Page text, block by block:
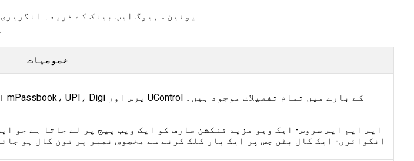
یونین سہیوگ ایپ بینک کے ذریعہ
خصوصیات
ایپ میں UBI موبائل بینکنگ ایپس جیسے U-Mobile، Union Selfie اور mPassbook، UPI، Digi پرس اور UControl کے بارے میں تمام تفصیلات موجود ہیں۔
ایس ایم ایس سروس- ایک ویو مزید فنکشن صارف کو ایک ویب پیج پر لے جاتا ہے جو
انکوائری- ایک کال بٹن جس پر ایک بار کلک کرنے سے مخصوص نمبر پر فون کال ہو